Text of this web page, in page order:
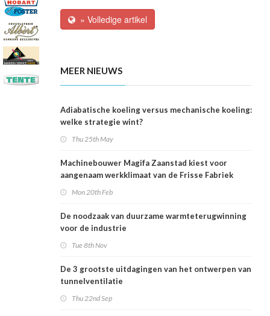
» Volledige artikel
MEER NIEUWS
Adiabatische koeling versus mechanische koeling:
welke strategie wint?
Thu 25th May
Machinebouwer Magifa Zaanstad kiest voor
aangenaam werkklimaat van de Frisse Fabriek
Mon 20th Feb
De noodzaak van duurzame warmteterugwinning
voor de industrie
Tue 8th Nov
De 3 grootste uitdagingen van het ontwerpen van
tunnelventilatie
Thu 22nd Sep